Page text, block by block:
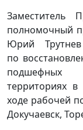
Заместитель
полномочный
Юрий
по
подшефных
территориях
ходе рабочей
Докучаевск,